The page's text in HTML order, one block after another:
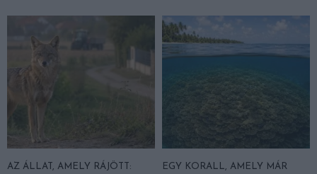
AZ ÁLLAT, AMELY RÁJÖTT: EGY KORALL, AMELY MÁR